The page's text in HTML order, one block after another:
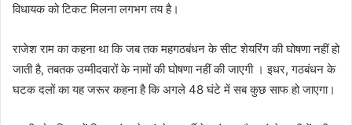
विधायक को टिकट मिलना लगभग तय है।
राजेश राम का कहना था कि जब तक महगठबंधन के सीट शेयरिंग की घोषणा नहीं हो
जाती है, तबतक उम्मीदवारों के नामों की घोषणा नहीं की जाएगी । इधर, गठबंधन के
घटक दलों का यह जरूर कहना है कि अगले 48 घंटे में सब कुछ साफ हो जाएगा।